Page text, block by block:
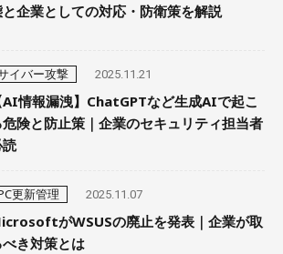
企業としての対応・防衛策を解説
イバー攻撃 2025.11.21
AI情報漏洩】ChatGPTなど生成AIで起こ
危険と防止策｜企業のセキュリティ担当者
読
更新管理 2025.11.07
がWSUSの廃止を発表｜企業が取
べき対策とは